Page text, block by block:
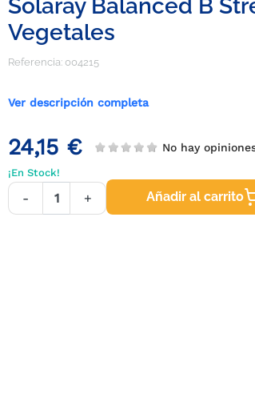
Solaray Balanced B
Vegetales
Referencia: 004215
Ver descripción completa
24,15 € No hay
¡En Stock!
- + Añadir al carrito